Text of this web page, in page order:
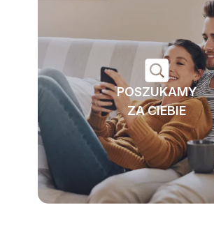
POSZUKAMY
ZA CIEBIE